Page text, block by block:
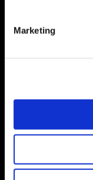
Marketing